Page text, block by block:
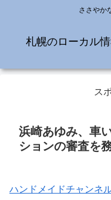
ささやか
札幌のローカル
ス
浜崎あゆみ、車
ションの審査を
ハンドメイドチャンネ